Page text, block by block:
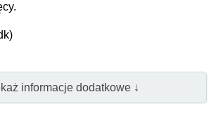
informacje dodatkowe ↓